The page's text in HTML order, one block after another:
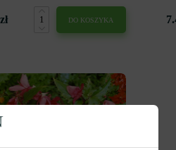
DO KOSZYKA